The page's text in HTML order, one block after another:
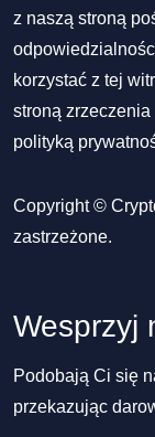
z naszą stroną
korzystać z tej
stroną
polityką
Copyright ©
zastrzeżone.
Wesprzyj
Podobają Ci się
przekazując